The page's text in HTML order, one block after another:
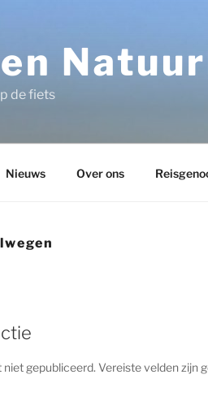
de fiets
Nieuws Over ons
niet gepubliceerd. Vereiste velden zijn